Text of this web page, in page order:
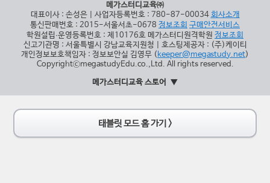
메가스터디교육㈜
대표이사 : 손성은 | 사업자등록번호 : 780-87-00034 회사소개
통신판매번호 : 2015-서울서초-0678 정보조회 구매안전서비스
학원설립∙운영등록번호 : 제10176호 메가스터디원격학원 정보조회
신고기관명 : 서울특별시 강남교육지원청 | 호스팅제공자 : (주)케이티
개인정보보호책임자 : 정보보안실 김영무 (keeper@megastudy.net)
CopyrightⓒmegastudyEdu.co.,Ltd. All rights reserved.
메가스터디교육 스토어
태블릿 모드 홈 가기 >